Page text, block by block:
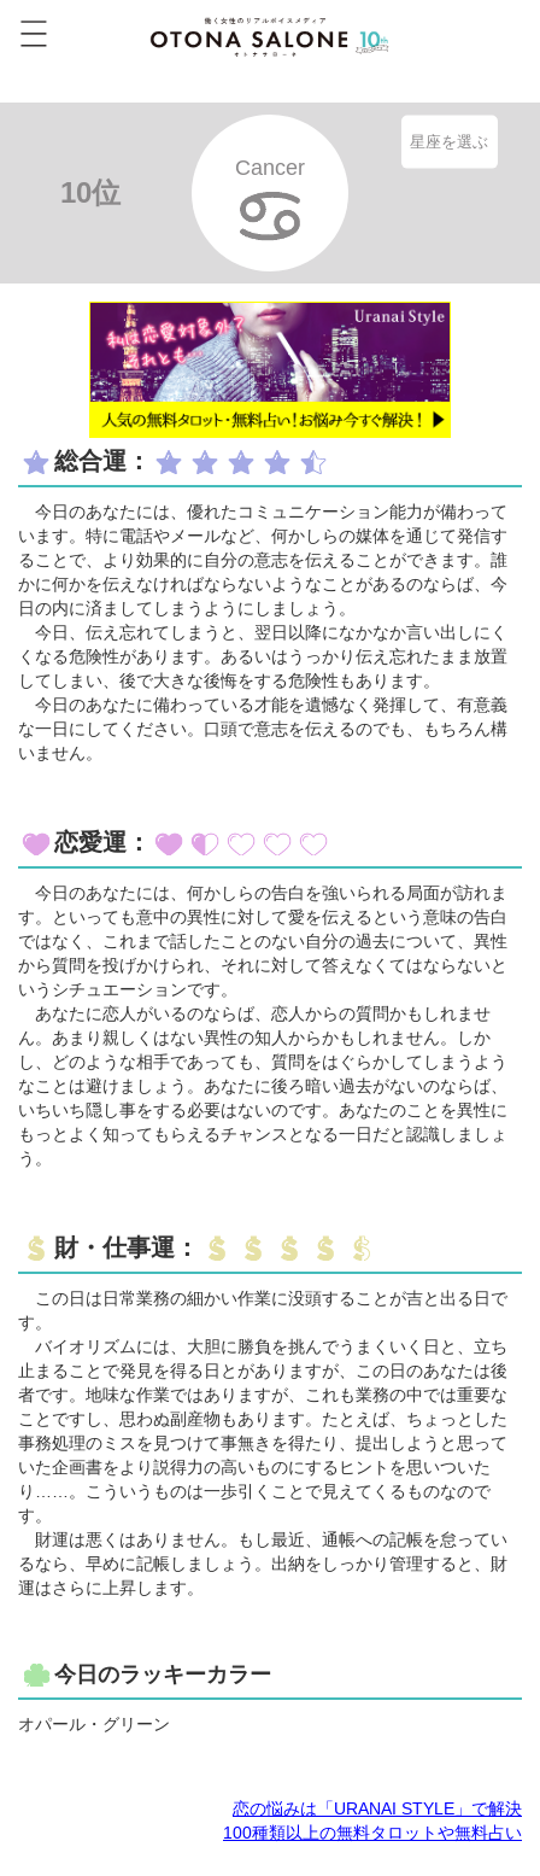
10位
Cancer
星座を選ぶ
総合運：
今日のあなたには、優れたコミュニケーション能力が備わって
います。特に電話やメールなど、何かしらの媒体を通じて発信す
ることで、より効果的に自分の意志を伝えることができます。誰
かに何かを伝えなければならないようなことがあるのならば、今
日の内に済ましてしまうようにしましょう。
今日、伝え忘れてしまうと、翌日以降になかなか言い出しにく
くなる危険性があります。あるいはうっかり伝え忘れたまま放置
してしまい、後で大きな後悔をする危険性もあります。
今日のあなたに備わっている才能を遺憾なく発揮して、有意義
な一日にしてください。口頭で意志を伝えるのでも、もちろん構
いません。
恋愛運：
今日のあなたには、何かしらの告白を強いられる局面が訪れま
す。といっても意中の異性に対して愛を伝えるという意味の告白
ではなく、これまで話したことのない自分の過去について、異性
から質問を投げかけられ、それに対して答えなくてはならないと
いうシチュエーションです。
あなたに恋人がいるのならば、恋人からの質問かもしれませ
ん。あまり親しくはない異性の知人からかもしれません。しか
し、どのような相手であっても、質問をはぐらかしてしまうよう
なことは避けましょう。あなたに後ろ暗い過去がないのならば、
いちいち隠し事をする必要はないのです。あなたのことを異性に
もっとよく知ってもらえるチャンスとなる一日だと認識しましょ
う。
財・仕事運：
この日は日常業務の細かい作業に没頭することが吉と出る日で
す。
バイオリズムには、大胆に勝負を挑んでうまくいく日と、立ち
止まることで発見を得る日とがありますが、この日のあなたは後
者です。地味な作業ではありますが、これも業務の中では重要な
ことですし、思わぬ副産物もあります。たとえば、ちょっとした
事務処理のミスを見つけて事無きを得たり、提出しようと思って
いた企画書をより説得力の高いものにするヒントを思いついた
り……。こういうものは一歩引くことで見えてくるものなので
す。
財運は悪くはありません。もし最近、通帳への記帳を怠ってい
るなら、早めに記帳しましょう。出納をしっかり管理すると、財
運はさらに上昇します。
今日のラッキーカラー
オパール・グリーン
恋の悩みは「URANAI STYLE」で解決
100種類以上の無料タロットや無料占い